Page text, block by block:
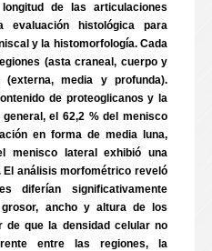
de las articulaciones
evaluación histológica para
y la histomorfología. Cada
(asta craneal, cuerpo y
media y profunda).
de proteoglicanos y la
el 62,2 % del menisco
en forma de media luna,
menisco lateral exhibió una
análisis morfométrico reveló
diferían significativamente
grosor, ancho y altura de los
de que la densidad celular no
entre las regiones, la